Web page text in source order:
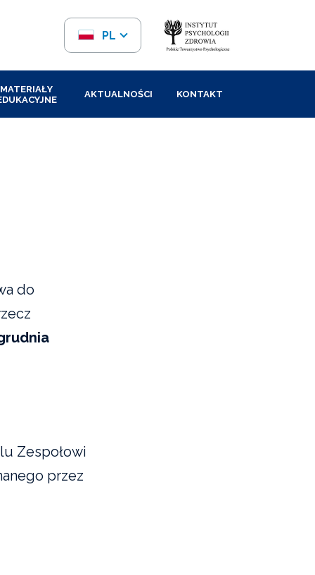
PL
EN
MATERIAŁY
AKTUALNOŚCI KONTAKT
do
Zespołowi
przez